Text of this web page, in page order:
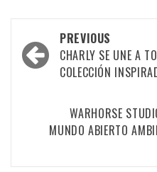
PREVIOUS
CHARLY SE UNE A
COLECCIÓN
WARHORSE
MUNDO ABIERTO